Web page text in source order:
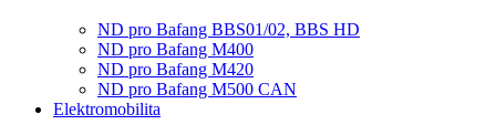
ND pro Bafang BBS01/02, BBS HD
ND pro Bafang M400
ND pro Bafang M420
ND pro Bafang M500 CAN
Elektromobilita